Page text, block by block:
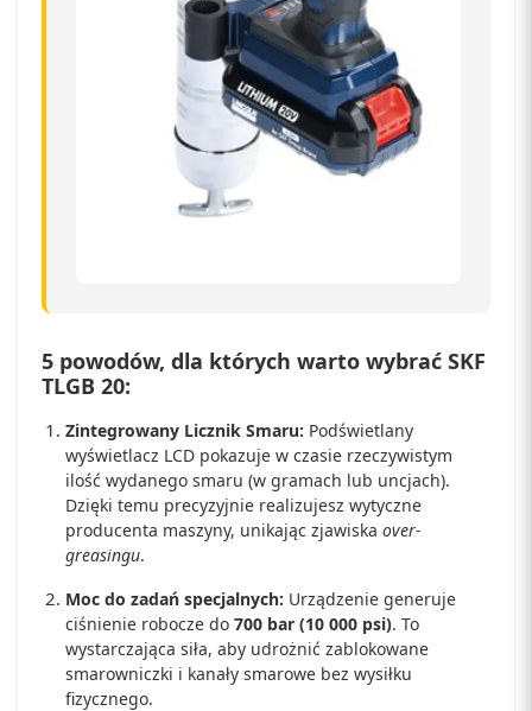
5 powodów, dla których warto wybrać SKF
TLGB 20:
Zintegrowany Licznik Smaru: Podświetlany
wyświetlacz LCD pokazuje w czasie rzeczywistym
ilość wydanego smaru (w gramach lub uncjach).
Dzięki temu precyzyjnie realizujesz wytyczne
producenta maszyny, unikając zjawiska over-
greasingu.
Moc do zadań specjalnych: Urządzenie generuje
ciśnienie robocze do 700 bar (10 000 psi). To
wystarczająca siła, aby udrożnić zablokowane
smarowniczki i kanały smarowe bez wysiłku
fizycznego.